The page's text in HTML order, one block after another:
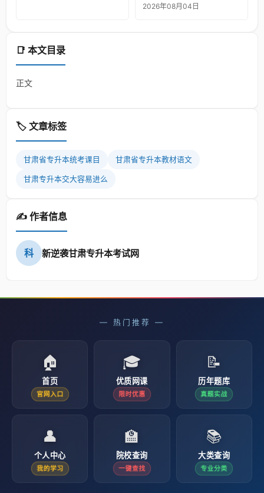
📑 本文目录
正文
🏷️ 文章标签
甘肃省专升本统考课目 甘肃省专升本教材语文
甘肃专升本交大容易进么
✍️ 作者信息
科 新逆袭甘肃专升本考试网
2026年08月04日
— 热门推荐 —
🏠
首页
官网入口
🎓
优质网课
限时优惠
📝
历年题库
真题实战
👤
个人中心
我的学习
🏫
院校查询
一键查找
📚
大类查询
专业分类